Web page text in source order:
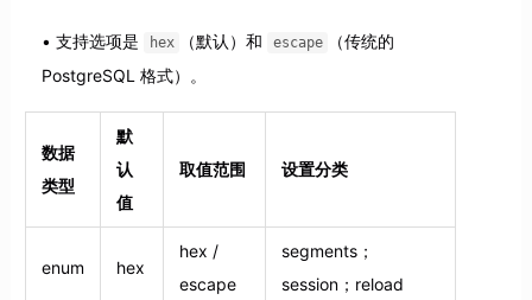
支持选项是 hex （默认）和 escape
（传统的
PostgreSQL 格式）。
数据
类型
默
认
值
取值范围 设置分类
enum hex
hex /
escape
segments；
session；reload